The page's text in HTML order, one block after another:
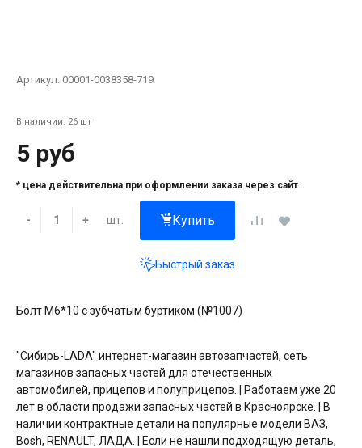
Артикул: 00001-0038358-719
В наличии: 26 шт
5 руб
* цена действительна при оформлении заказа через сайт
- + шт. Купить
Быстрый заказ
Болт М6*10 с зубчатым буртиком (№1007)
"Сибирь-LADA" интернет-магазин автозапчастей, сеть
магазинов запасных частей для отечественных
автомобилей, прицепов и полуприцепов. | Работаем уже 20
лет в области продажи запасных частей в Красноярске. | В
наличии контрактные детали на популярные модели ВАЗ,
Bosh, RENAULT, ЛАДА. | Если не нашли подходящую деталь,